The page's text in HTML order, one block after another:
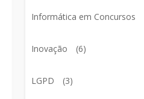
Informática em Concursos
Inovação (6)
LGPD (3)